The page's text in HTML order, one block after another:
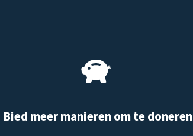
Bied meer manieren om te doneren